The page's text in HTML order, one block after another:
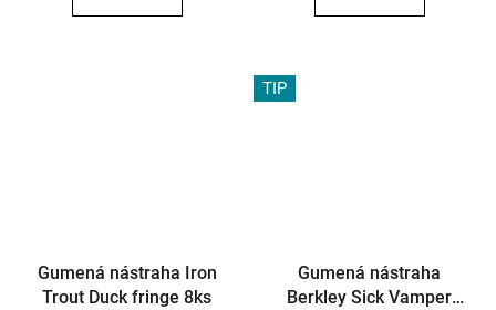
Gumená nástraha Iron
Trout Duck fringe 8ks
TIP
Gumená nástraha
Berkley Sick Vamper